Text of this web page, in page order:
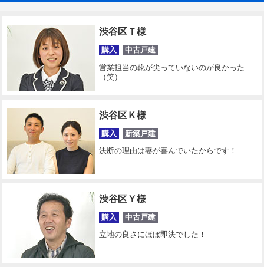
渋谷区Ｔ様
購入 中古戸建
営業担当の靴が尖っていないのが良かった
（笑）
渋谷区Ｋ様
購入 新築戸建
決断の理由は妻が喜んでいたからです！
渋谷区Ｙ様
購入 中古戸建
立地の良さにほぼ即決でした！